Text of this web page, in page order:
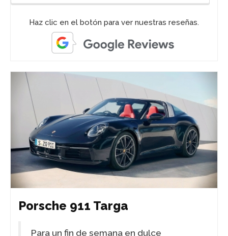
Haz clic en el botón para ver nuestras reseñas.
Porsche 911 Targa
Para un fin de semana en dulce